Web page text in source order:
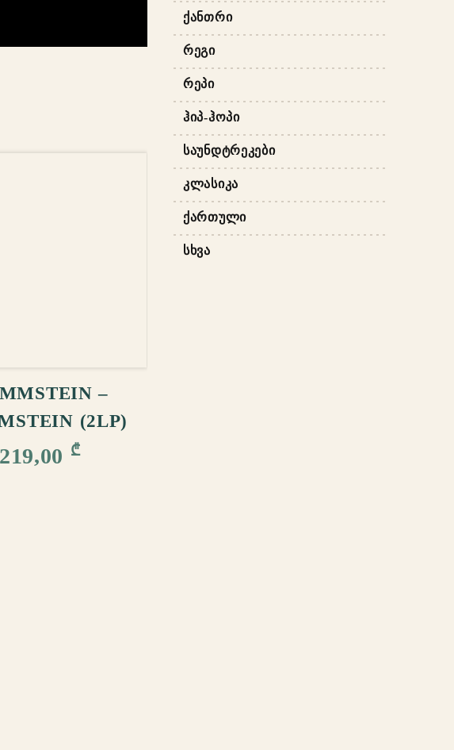
ᲥᲐᲜᲗᲠᲘ
ᲠᲔᲒᲘ
ᲠᲔᲞᲘ
ᲰᲘᲞ-ᲰᲝᲞᲘ
ᲡᲐᲣᲜᲓᲢᲠᲔᲙᲔᲑᲘ
ᲙᲚᲐᲡᲘᲙᲐ
ᲥᲐᲠᲗᲣᲚᲘ
ᲡᲮᲕᲐ
–
(2LP)
219,00 ₾